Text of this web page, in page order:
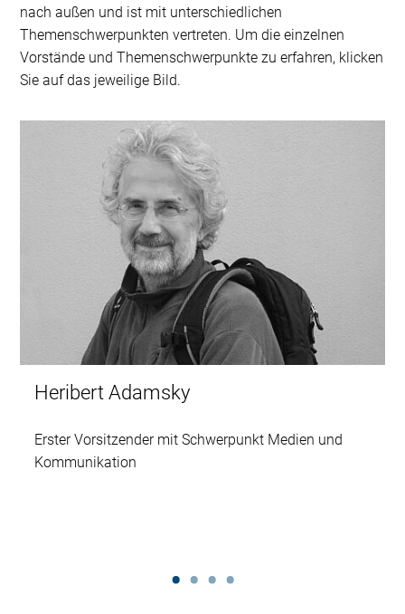
nach außen und ist mit unterschiedlichen
Themenschwerpunkten vertreten. Um die einzelnen
Vorstände und Themenschwerpunkte zu erfahren, klicken
Sie auf das jeweilige Bild.
Heribert Adamsky
Erster Vorsitzender mit Schwerpunkt Medien und
Kommunikation